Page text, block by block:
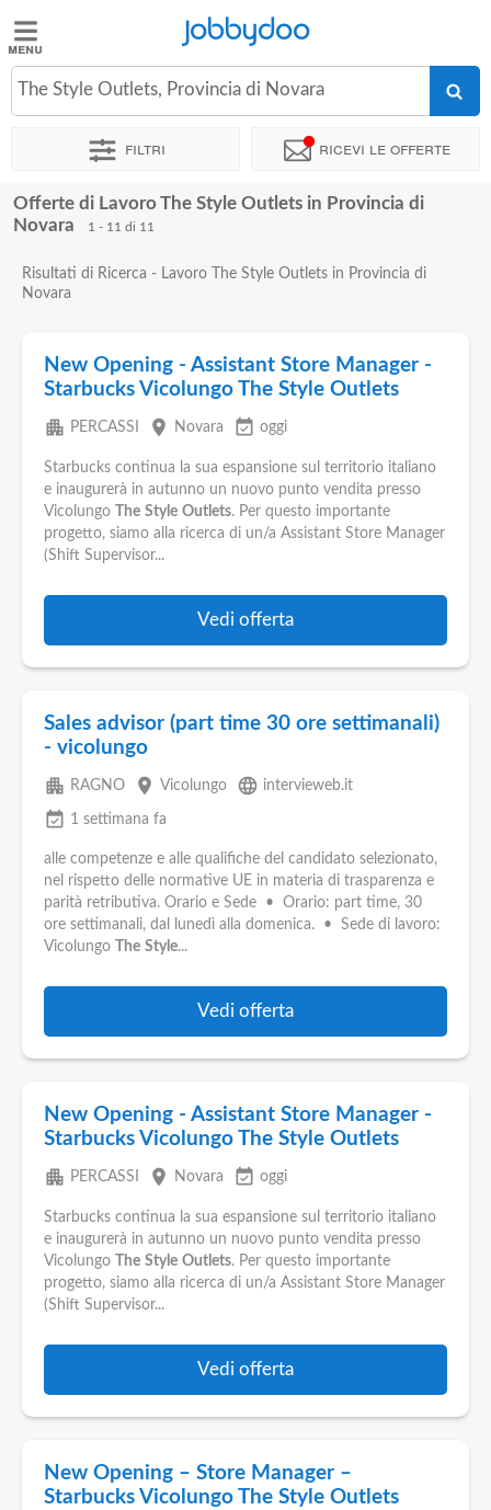
Jobbydoo
Offerte
Stipendi
Elenco
Blog
Pubblica
Offerte
Jobbydoo
The Style Outlets, Provincia di Novara
Filtri Ricevi le offerte
Offerte di Lavoro The Style Outlets in Provincia di
Novara
1 - 11 di 11
Risultati di Ricerca - Lavoro The Style Outlets in Provincia di
Novara
New Opening - Assistant Store Manager -
Starbucks Vicolungo The Style Outlets
apartment PERCASSI place Novara event_available oggi
Starbucks continua la sua espansione sul territorio italiano
e inaugurerà in autunno un nuovo punto vendita presso
Vicolungo
The Style Outlets. Per questo importante
progetto, siamo alla ricerca di un/a Assistant Store Manager
(Shift Supervisor...
Vedi offerta
Sales advisor (part time 30 ore settimanali)
- vicolungo
apartment RAGNO place Vicolungo language intervieweb.it
event_available 1 settimana fa
alle competenze e alle qualifiche del candidato selezionato,
nel rispetto delle normative UE in materia di trasparenza e
parità retributiva. Orario e Sede • Orario: part time, 30
ore settimanali, dal lunedì alla domenica. • Sede di lavoro:
Vicolungo
The Style...
Vedi offerta
New Opening - Assistant Store Manager -
Starbucks Vicolungo The Style Outlets
apartment PERCASSI place Novara event_available oggi
Starbucks continua la sua espansione sul territorio italiano
e inaugurerà in autunno un nuovo punto vendita presso
Vicolungo
The Style Outlets. Per questo importante
progetto, siamo alla ricerca di un/a Assistant Store Manager
(Shift Supervisor...
Vedi offerta
New Opening – Store Manager –
Starbucks Vicolungo The Style Outlets